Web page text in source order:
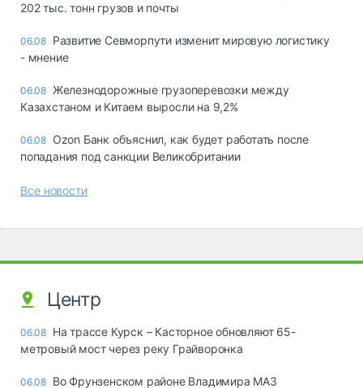
202 тыс. тонн грузов и почты
06.08 Развитие Севморпути изменит мировую логистику
- мнение
06.08 Железнодорожные грузоперевозки между
Казахстаном и Китаем выросли на 9,2%
06.08 Ozon Банк объяснил, как будет работать после
попадания под санкции Великобритании
Все новости
Центр
06.08 На трассе Курск – Касторное обновляют 65-
метровый мост через реку Грайворонка
06.08 Во Фрунзенском районе Владимира МАЗ